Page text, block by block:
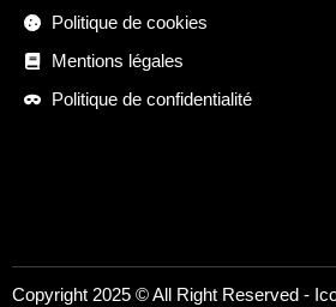
Politique de cookies
Mentions légales
Politique de confidentialité
Copyright 2025 © All Right Reserved -